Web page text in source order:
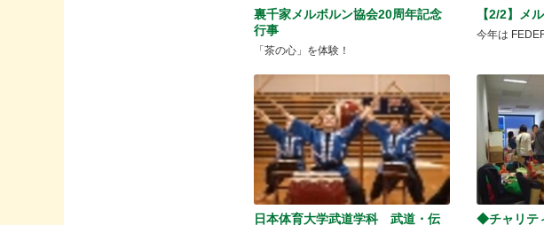
裏千家メルボルン協会20周年記念
行事
「茶の心」を体験！
【2/2】メ
今年は
日本体育大学武道学科 武道・伝
◆チャリテ